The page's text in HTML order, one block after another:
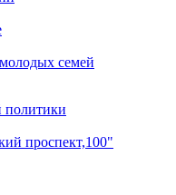
семей
политики
проспект,100"